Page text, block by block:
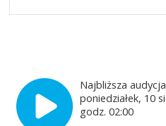
Najbliższa
poniedziałek, 10
godz. 02:00